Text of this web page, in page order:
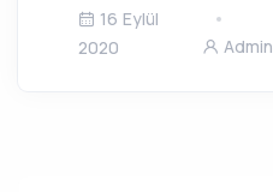
16 Eylül
2020
Admin